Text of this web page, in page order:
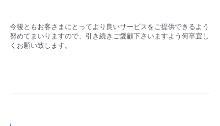
今後ともお客さまにとってより良いサービスをご提供できるよう
努めてまいりますので、引き続きご愛顧下さいますよう何卒宜し
くお願い致します。